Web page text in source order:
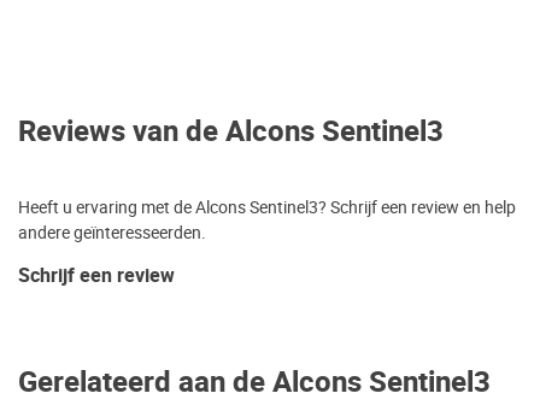
Reviews van de Alcons Sentinel3
Heeft u ervaring met de Alcons Sentinel3? Schrijf een review en help
andere geïnteresseerden.
Schrijf een review
Gerelateerd aan de Alcons Sentinel3